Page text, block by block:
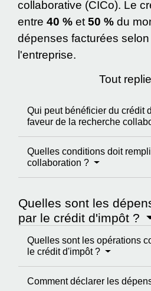
collaborative (CICo). Le
entre 40 % et 50 % du
dépenses facturées
l'entreprise.
Tout
Qui peut bénéficier du crédit
faveur de la recherche
Quelles conditions doit
collaboration ?
Quelles sont les
par le crédit d'impôt ?
Quelles sont les opérations
le crédit d'impôt ?
Comment déclarer les